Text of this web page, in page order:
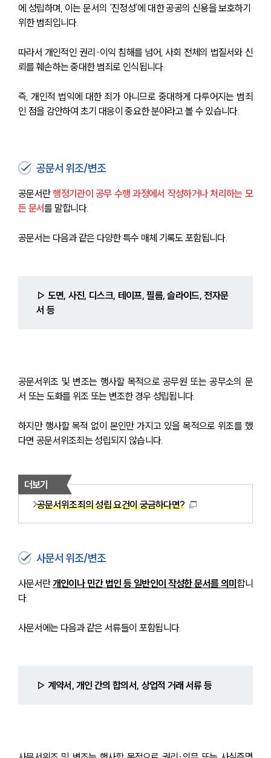
에 성립하며, 이는 문서의 ‘진정성’에 대한 공공의 신용을 보호하기
위한 범죄입니다.
따라서 개인적인 권리·이익 침해를 넘어, 사회 전체의 법질서와 신
뢰를 훼손하는 중대한 범죄로 인식됩니다.
즉, 개인적 법익에 대한 죄가 아니므로 중대하게 다루어지는 범죄
인 점을 감안하여 초기 대응이 중요한 분야라고 볼 수 있습니다.
공문서 위조/변조
공문서란 행정기관이 공무 수행 과정에서 작성하거나 처리하는 모
든 문서를 말합니다.
공문서는 다음과 같은 다양한 특수 매체 기록도 포함됩니다.
▷ 도면, 사진, 디스크, 테이프, 필름, 슬라이드, 전자문
서 등
공문서위조 및 변조는 행사할 목적으로 공무원 또는 공무소의 문
서 또는 도화를 위조 또는 변조한 경우 성립됩니다.
하지만 행사할 목적 없이 본인만 가지고 있을 목적으로 위조를 했
다면 공문서위조죄는 성립되지 않습니다.
더보기
공문서위조죄의 성립 요건이 궁금하다면?
사문서 위조/변조
사문서란 개인이나 민간 법인 등 일반인이 작성한 문서를 의미합니
다.
사문서에는 다음과 같은 서류들이 포함됩니다.
▷ 계약서, 개인 간의 합의서, 상업적 거래 서류 등